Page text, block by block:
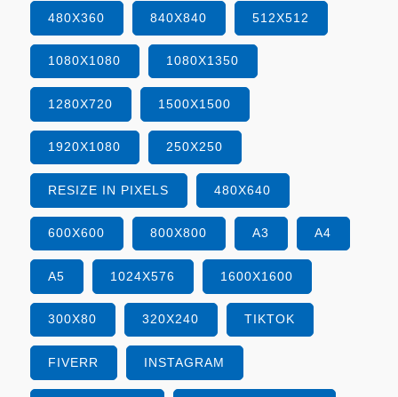
480X360 840X840 512X512
1080X1080 1080X1350
1280X720 1500X1500
1920X1080 250X250
RESIZE IN PIXELS 480X640
600X600 800X800 A3 A4
A5 1024X576 1600X1600
300X80 320X240 TIKTOK
FIVERR INSTAGRAM